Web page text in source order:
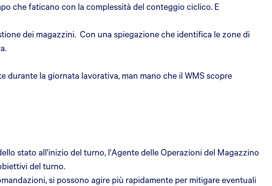
che faticano con la complessità del conteggio ciclico. E
dei magazzini. Con una spiegazione che identifica le zone di
la giornata lavorativa, man mano che il WMS scopre
stato all'inizio del turno, l'Agente delle Operazioni del Magazzino
del turno.
si possono agire più rapidamente per mitigare eventuali